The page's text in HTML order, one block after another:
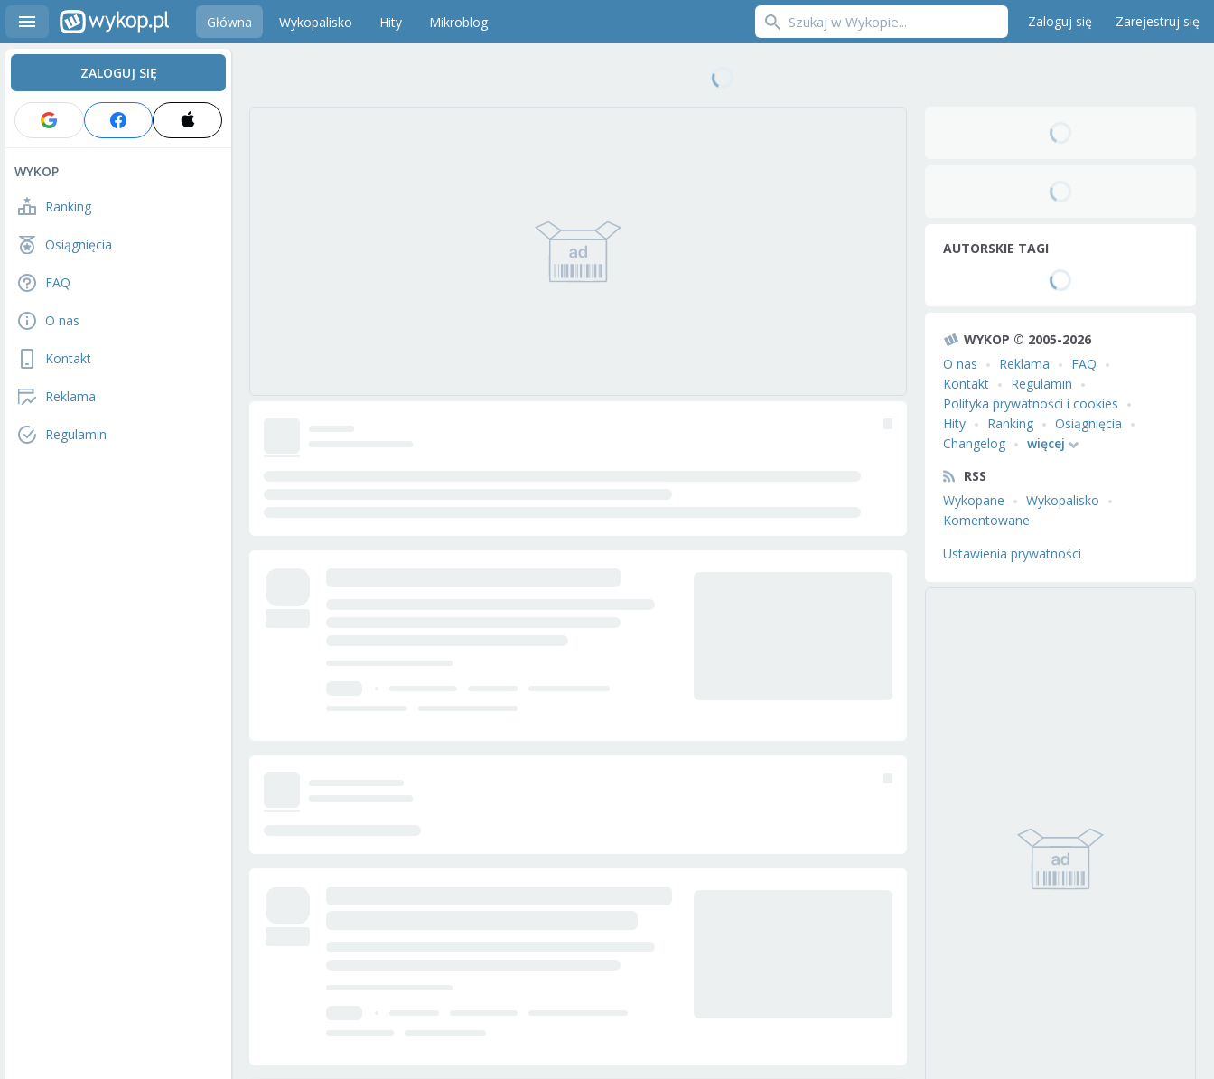
Główna Wykopalisko Hity Mikroblog Zaloguj się Zarejestruj się
ZALOGUJ SIĘ
WYKOP
Ranking
Osiągnięcia
FAQ
O nas
Kontakt
Reklama
Regulamin
AUTORSKIE TAGI
WYKOP © 2005-2026
O nas
Reklama
FAQ
Kontakt
Regulamin
Polityka prywatności i cookies
Hity
Ranking
Osiągnięcia
Changelog
więcej
RSS
Wykopane
Wykopalisko
Komentowane
Ustawienia prywatności